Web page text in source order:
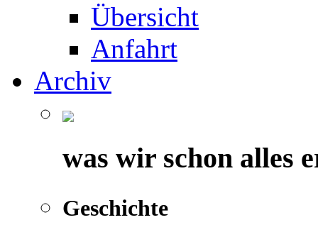
Übersicht
Anfahrt
Archiv
was wir schon alles
Geschichte